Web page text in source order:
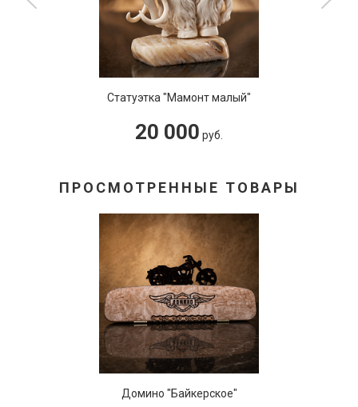
Статуэтка "Мамонт малый"
20 000 руб.
ПРОСМОТРЕННЫЕ ТОВАРЫ
Домино "Байкерское"